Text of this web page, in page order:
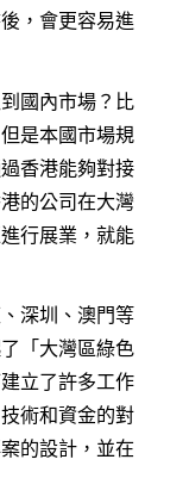
，會更容易進
國內市場？比
是本國市場規
香港能夠對接
的公司在大灣
行展業，就能
深圳、澳門等
「大灣區綠色
立了許多工作
術和資金的對
的設計，並在